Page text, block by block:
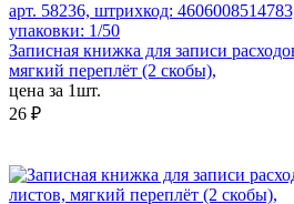
арт. 58236, штрихкод:
упаковки: 1/50
Записная книжка для записи
мягкий переплёт (2 скобы),
цена за 1шт.
26 ₽